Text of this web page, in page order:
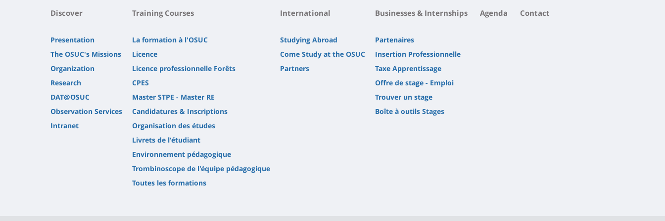
Discover
Presentation
The OSUC's Missions
Organization
Research
DAT@OSUC
Observation Services
Intranet
Training Courses
La formation à l'OSUC
Licence
Licence professionnelle Forêts
CPES
Master STPE - Master RE
Candidatures & Inscriptions
Organisation des études
Livrets de l'étudiant
Environnement pédagogique
Trombinoscope de l'équipe pédagogique
Toutes les formations
International
Studying Abroad
Come Study at the OSUC
Partners
Businesses & Internships
Partenaires
Insertion Professionnelle
Taxe Apprentissage
Offre de stage - Emploi
Trouver un stage
Boîte à outils Stages
Agenda Contact